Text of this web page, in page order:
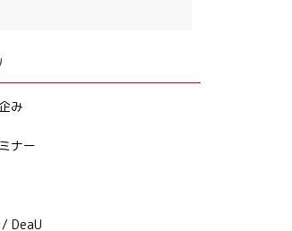
み
ナー
DeaU